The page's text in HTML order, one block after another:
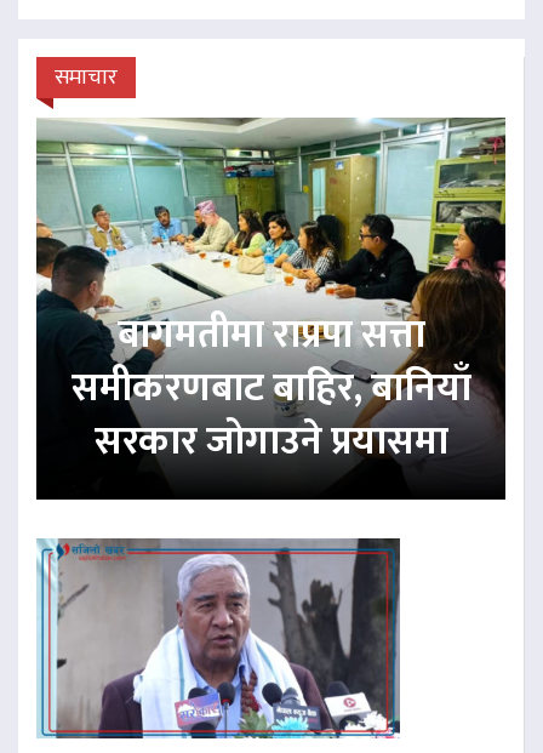
समाचार
बागमतीमा राप्रपा सत्ता
समीकरणबाट बाहिर, बानियाँ
सरकार जोगाउने प्रयासमा